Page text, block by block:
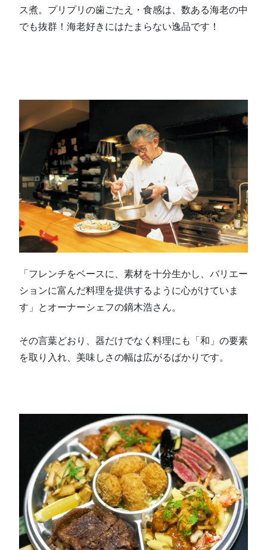
ス煮。プリプリの歯ごたえ・食感は、数ある海老の中
でも抜群！海老好きにはたまらない逸品です！
「フレンチをベースに、素材を十分生かし、バリエー
ションに富んだ料理を提供するように心がけていま
す」とオーナーシェフの鏑木浩さん。
その言葉どおり、器だけでなく料理にも「和」の要素
を取り入れ、美味しさの幅は広がるばかりです。